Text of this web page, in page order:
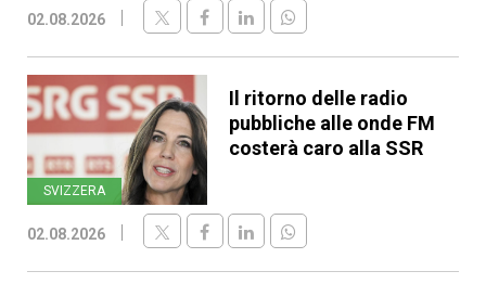
02.08.2026
SVIZZERA
Il ritorno delle radio
pubbliche alle onde FM
costerà caro alla SSR
02.08.2026